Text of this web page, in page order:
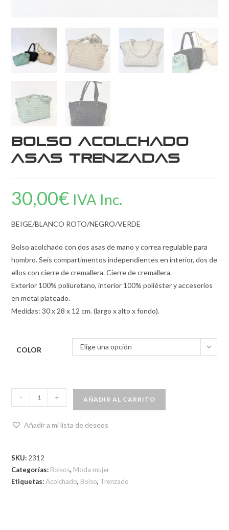
Bolso acolchado
asas trenzadas
30,00€ IVA Inc.
BEIGE/BLANCO ROTO/NEGRO/VERDE
Bolso acolchado con dos asas de mano y correa regulable para
hombro. Seis compartimentos independientes en interior, dos de
ellos con cierre de cremallera. Cierre de cremallera.
Exterior 100% poliuretano, interior 100% poliéster y accesorios
en metal plateado.
Medidas: 30 x 28 x 12 cm. (largo x alto x fondo).
COLOR Elige una opción
- + AÑADIR AL CARRITO
Añadir a mi lista de deseos
SKU: 2312
Categorías: Bolsos, Moda mujer
Etiquetas:Acolchado, Bolso, Trenzado